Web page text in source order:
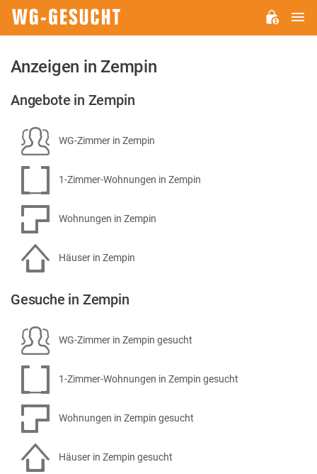
Anzeigen in Zempin
Angebote in Zempin
WG-Zimmer in Zempin
1-Zimmer-Wohnungen in Zempin
Wohnungen in Zempin
Häuser in Zempin
Gesuche in Zempin
WG-Zimmer in Zempin gesucht
1-Zimmer-Wohnungen in Zempin gesucht
Wohnungen in Zempin gesucht
Häuser in Zempin gesucht